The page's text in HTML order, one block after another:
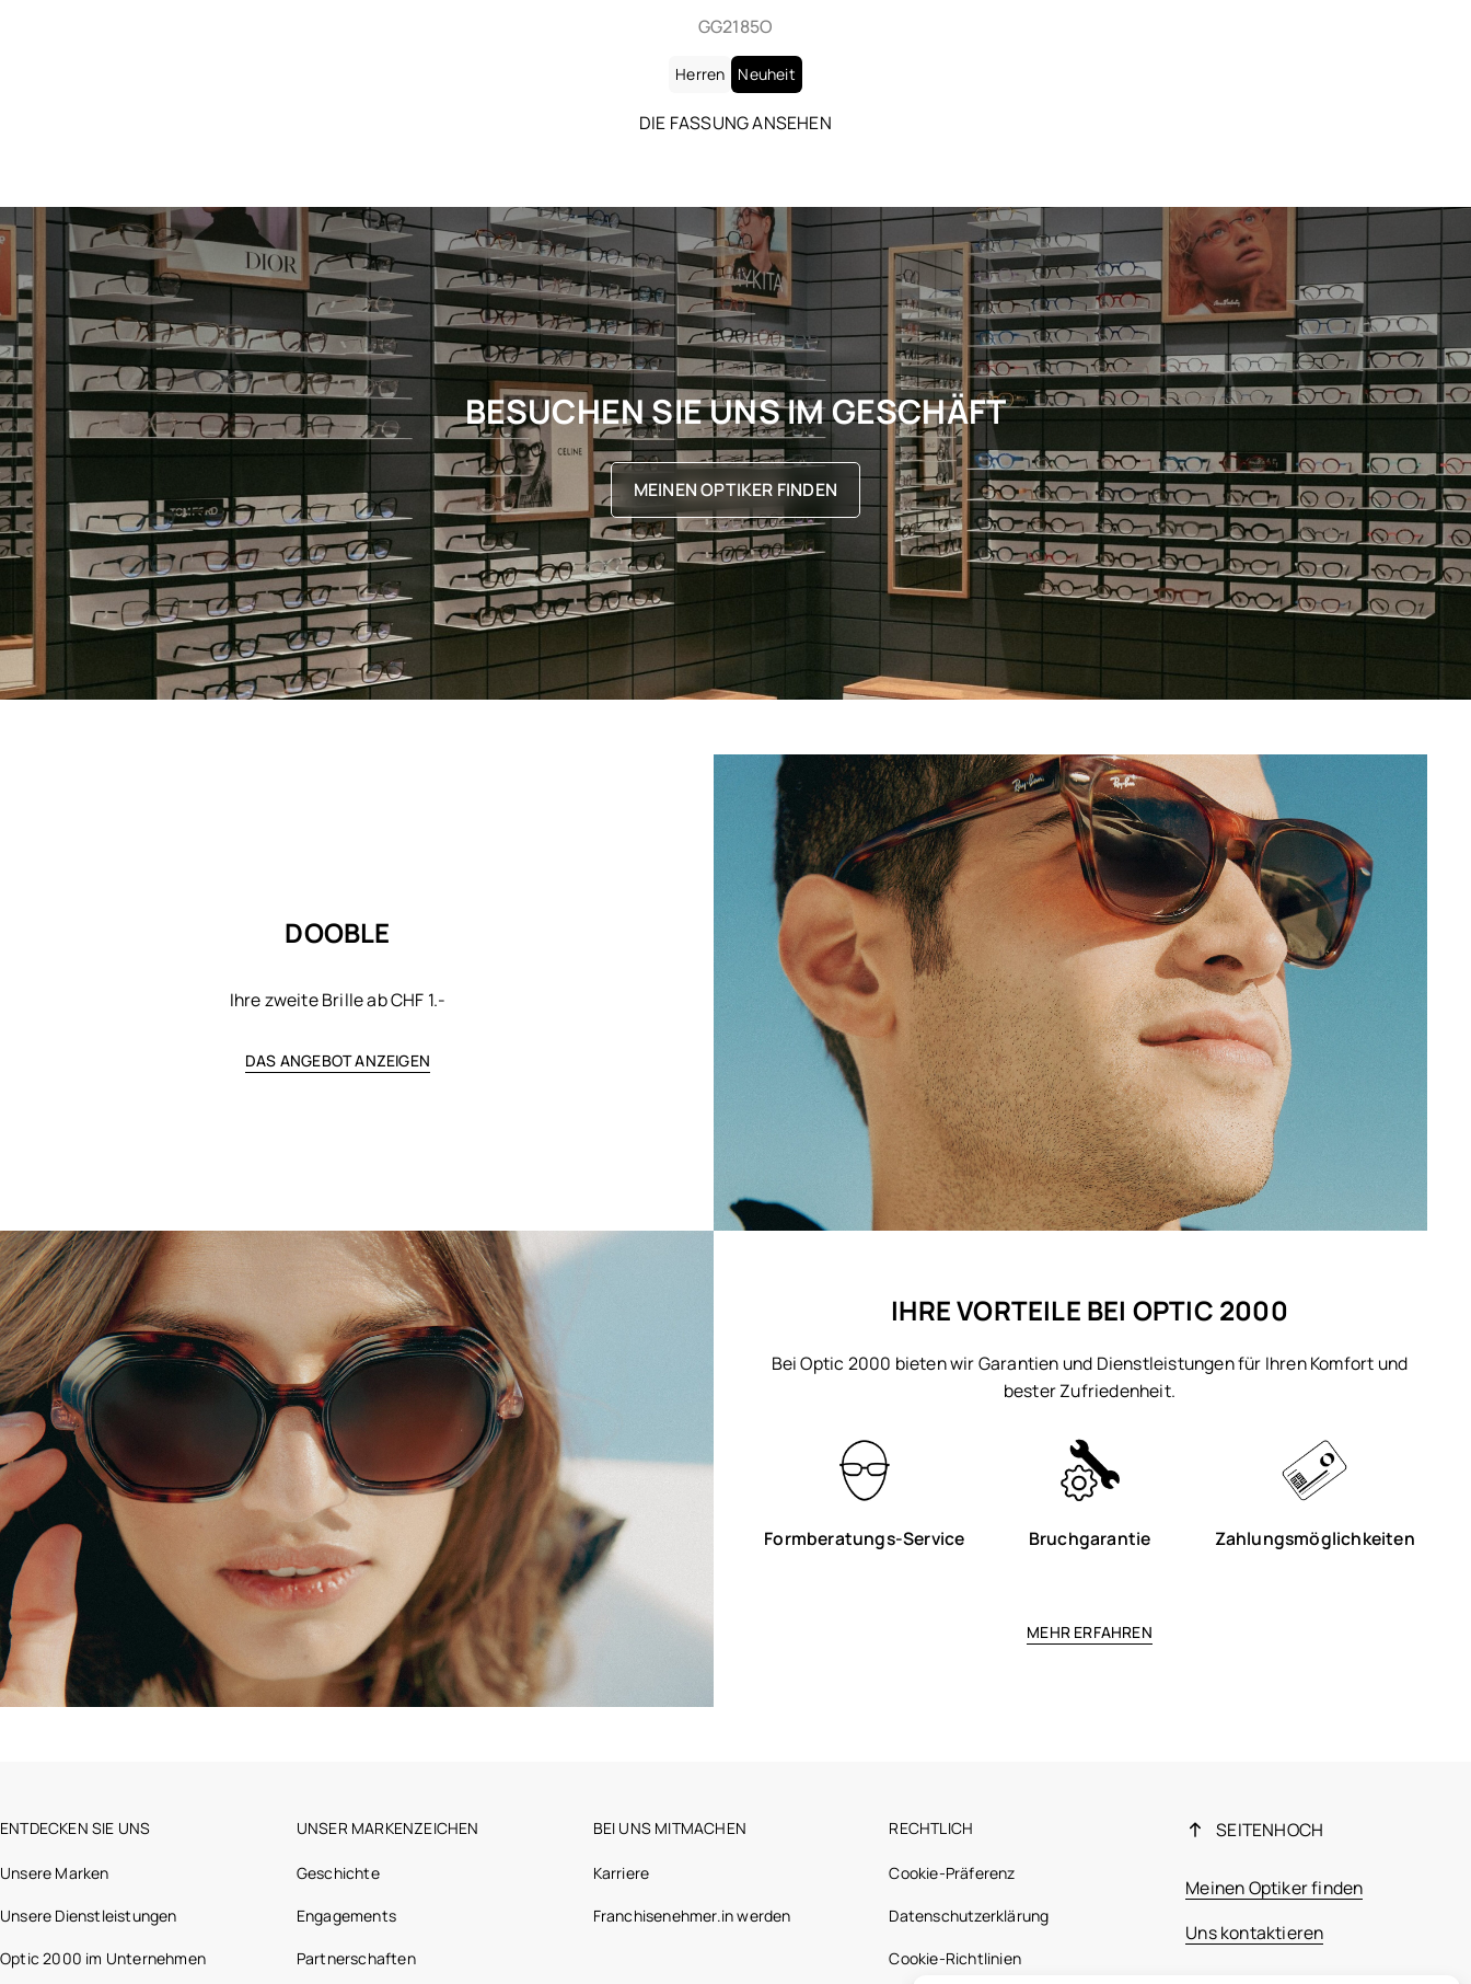
SL 906
Herren Neuheit
DIE FASSUNG ANSEHEN
BESUCHEN SIE UNS IM GESCHÄFT
MEINEN OPTIKER FINDEN
DOOBLE
Ihre zweite Brille ab CHF 1.-
DAS ANGEBOT ANZEIGEN
IHRE VORTEILE BEI OPTIC 2000
Bei Optic 2000 bieten wir Garantien und Dienstleistungen für Ihren Komfort und
bester Zufriedenheit.
Formberatungs-Service Bruchgarantie Zahlungsmöglichkeiten
MEHR ERFAHREN
ENTDECKEN SIE UNS
Unsere Marken
Unsere Dienstleistungen
Optic 2000 im Unternehmen
UNSER MARKENZEICHEN
Geschichte
Engagements
Partnerschaften
BEI UNS MITMACHEN
Karriere
Franchisenehmer.in werden
RECHTLICH
Cookie-Präferenz
Datenschutzerklärung
Cookie-Richtlinien
SEITENHOCH
Meinen Optiker finden
Uns kontaktieren